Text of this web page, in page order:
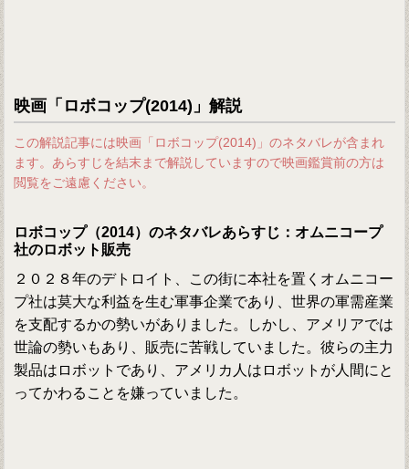
映画「ロボコップ(2014)」解説
この解説記事には映画「ロボコップ(2014)」のネタバレが含まれ
ます。あらすじを結末まで解説していますので映画鑑賞前の方は
閲覧をご遠慮ください。
ロボコップ（2014）のネタバレあらすじ：オムニコープ
社のロボット販売
２０２８年のデトロイト、この街に本社を置くオムニコー
プ社は莫大な利益を生む軍事企業であり、世界の軍需産業
を支配するかの勢いがありました。しかし、アメリアでは
世論の勢いもあり、販売に苦戦していました。彼らの主力
製品はロボットであり、アメリカ人はロボットが人間にと
ってかわることを嫌っていました。